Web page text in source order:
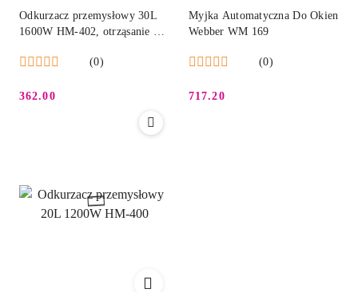
Odkurzacz przemysłowy 30L
1600W HM-402, otrząsanie 30
(0)
Cena:
362.00
Myjka Automatyczna Do Okien
Webber WM 169
(0)
Cena:
717.20